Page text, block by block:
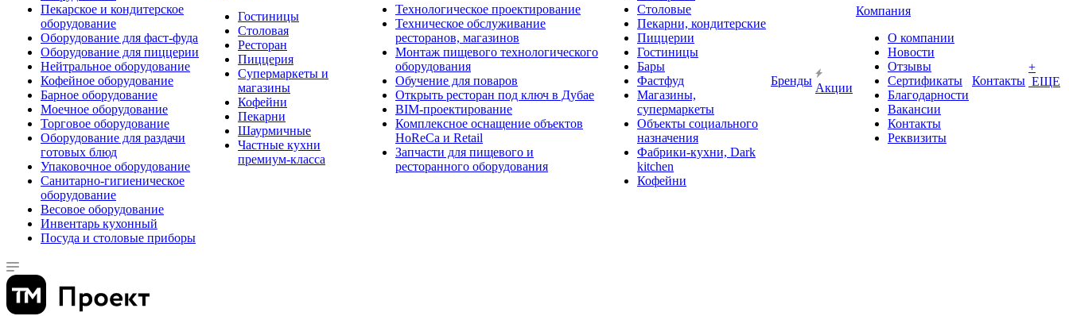
Пекарское и кондитерское
оборудование
Оборудование для фаст-фуда
Оборудование для пиццерии
Нейтральное оборудование
Кофейное оборудование
Барное оборудование
Моечное оборудование
Торговое оборудование
Оборудование для раздачи
готовых блюд
Упаковочное оборудование
Санитарно-гигиеническое
оборудование
Весовое оборудование
Инвентарь кухонный
Посуда и столовые приборы
Гостиницы
Столовая
Ресторан
Пиццерия
Супермаркеты и
магазины
Кофейни
Пекарни
Шаурмичные
Частные кухни
премиум-класса
Технологическое проектирование
Техническое обслуживание
ресторанов, магазинов
Монтаж пищевого технологического
оборудования
Обучение для поваров
Открыть ресторан под ключ в Дубае
BIM-проектирование
Комплексное оснащение объектов
HoReCa и Retail
Запчасти для пищевого и
ресторанного оборудования
Столовые
Пекарни, кондитерские
Пиццерии
Гостиницы
Бары
Фастфуд
Магазины,
супермаркеты
Объекты социального
назначения
Фабрики-кухни, Dark
kitchen
Кофейни
Бренды
Акции
Компания
О компании
Новости
Отзывы
Сертификаты
Благодарности
Вакансии
Контакты
Реквизиты
Контакты
+
ЕЩЕ